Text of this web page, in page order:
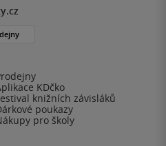
KDčko
knižních závisláků
poukazy
pro školy